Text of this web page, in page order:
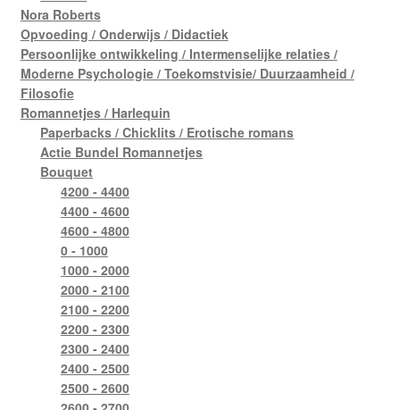
Nora Roberts
Opvoeding / Onderwijs / Didactiek
Persoonlijke ontwikkeling / Intermenselijke relaties /
Moderne Psychologie / Toekomstvisie/ Duurzaamheid /
Filosofie
Romannetjes / Harlequin
Paperbacks / Chicklits / Erotische romans
Actie Bundel Romannetjes
Bouquet
4200 - 4400
4400 - 4600
4600 - 4800
0 - 1000
1000 - 2000
2000 - 2100
2100 - 2200
2200 - 2300
2300 - 2400
2400 - 2500
2500 - 2600